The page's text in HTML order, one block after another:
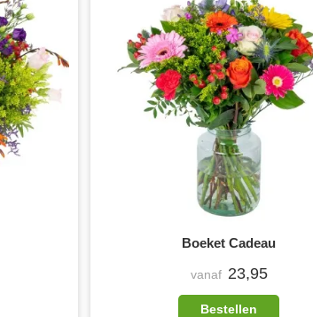
Boeket Cadeau
vanaf 23,95
Bestellen